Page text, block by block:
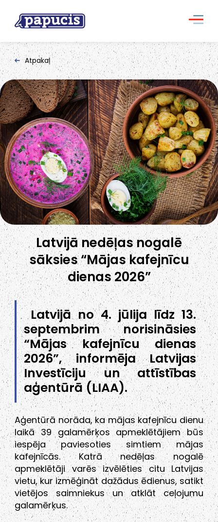
Atpakaļ
Latvijā nedēļas nogalē
sāksies “Mājas kafejnīcu
dienas 2026”
Latvijā no 4. jūlija līdz 13.
septembrim norisināsies
“Mājas kafejnīcu dienas
2026”, informēja Latvijas
Investīciju un attīstības
aģentūrā (LIAA).
Aģentūrā norāda, ka mājas kafejnīcu dienu
laikā 39 galamērķos apmeklētājiem būs
iespēja paviesoties simtiem mājas
kafejnīcās. Katrā nedēļas nogalē
apmeklētāji varēs izvēlēties citu Latvijas
vietu, kur izmēģināt dažādus ēdienus, satikt
vietējos saimniekus un atklāt ceļojumu
galamērķus.